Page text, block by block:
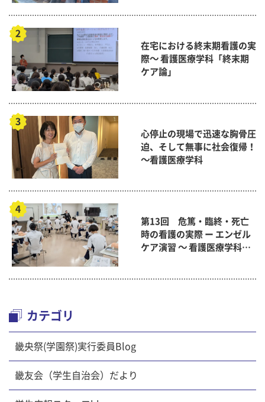
在宅における終末期看護の実
際～ 看護医療学科「終末期
ケア論」
心停止の現場で迅速な胸骨圧
迫、そして無事に社会復帰！
～看護医療学科
第13回 危篤・臨終・死亡
時の看護の実際 ー エンゼル
ケア演習 ～ 看護医療学科
カテゴリ
畿央祭(学園祭)実行委員Blog
畿友会（学生自治会）だより